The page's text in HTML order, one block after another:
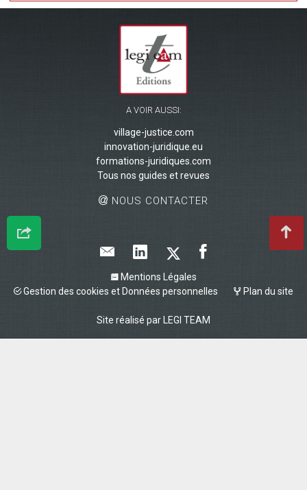
A VOIR AUSSI:
village-justice.com
innovation-juridique.eu
formations-juridiques.com
Tous nos guides et revues
NOUS CONTACTER
Mentions Légales
Gestion des cookies et Données personnelles
Plan du site
Site réalisé par LEGI TEAM